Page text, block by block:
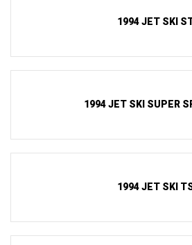
1994 JET SKI
1994 JET SKI SUPER
1994 JET SKI